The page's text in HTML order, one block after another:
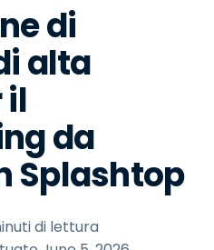
di
alta
il
da
Splashtop
di lettura